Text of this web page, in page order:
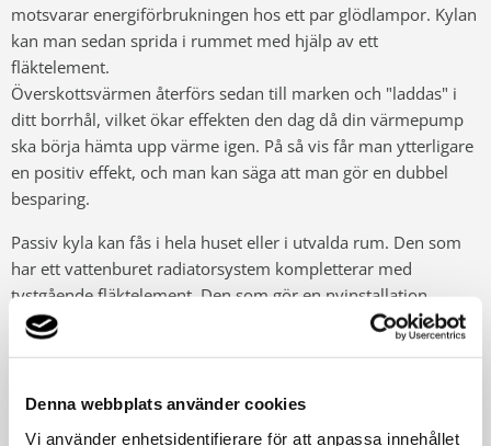
Denna webbplats använder cookies
Vi använder enhetsidentifierare för att anpassa innehållet
motsvarar energiförbrukningen hos ett par glödlampor. Kylan
kan man sedan sprida i rummet med hjälp av ett
fläktelement.
Överskottsvärmen återförs sedan till marken och "laddas" i
ditt borrhål, vilket ökar effekten den dag då din värmepump
ska börja hämta upp värme igen. På så vis får man ytterligare
en positiv effekt, och man kan säga att man gör en dubbel
besparing.
Passiv kyla kan fås i hela huset eller i utvalda rum. Den som
har ett vattenburet radiatorsystem kompletterar med
tystgående fläktelement. Den som gör en nyinstallation
kompletterar med en växlare som för över kylan till det
ordinarie fläktkonvektorsystemet. För att din värmepump ska
med en kylmodul av typen "Passiv".